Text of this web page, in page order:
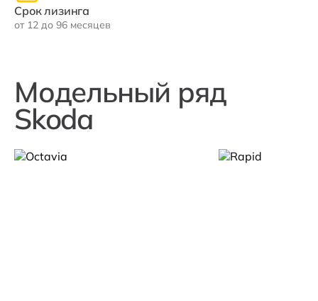
Срок лизинга
от 12 до 96 месяцев
Модельный ряд
Skoda